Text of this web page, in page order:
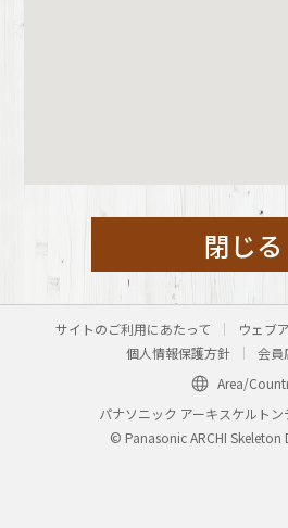
閉じる
サイトのご利用にあたって
ウェブ
個人情報保護方針
会員
Area/
パナソニック アーキスケルト
© Panasonic ARCHI Skeleton